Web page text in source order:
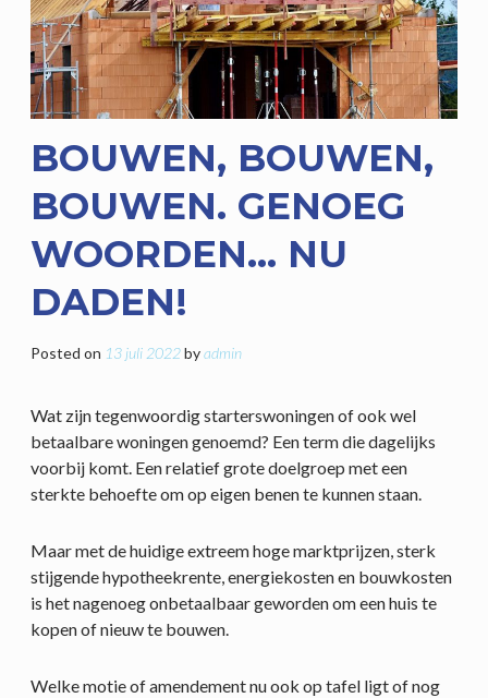
BOUWEN, BOUWEN,
BOUWEN. GENOEG
WOORDEN… NU
DADEN!
Posted on 13 juli 2022byadmin
Wat zijn tegenwoordig starterswoningen of ook wel
betaalbare woningen genoemd? Een term die dagelijks
voorbij komt. Een relatief grote doelgroep met een
sterkte behoefte om op eigen benen te kunnen staan.
Maar met de huidige extreem hoge marktprijzen, sterk
stijgende hypotheekrente, energiekosten en bouwkosten
is het nagenoeg onbetaalbaar geworden om een huis te
kopen of nieuw te bouwen.
Welke motie of amendement nu ook op tafel ligt of nog